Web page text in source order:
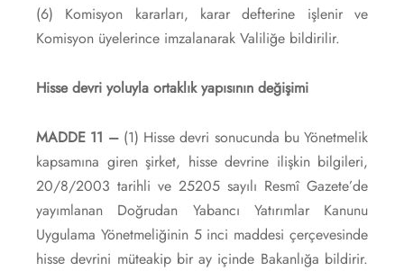
(6) Komisyon kararları, karar defterine işlenir ve
Komisyon üyelerince imzalanarak Valiliğe bildirilir.
Hisse devri yoluyla ortaklık yapısının değişimi
MADDE 11 –(1) Hisse devri sonucunda bu Yönetmelik
kapsamına giren şirket, hisse devrine ilişkin bilgileri,
20/8/2003 tarihli ve 25205 sayılı Resmî Gazete’de
yayımlanan Doğrudan Yabancı Yatırımlar Kanunu
Uygulama Yönetmeliğinin 5 inci maddesi çerçevesinde
hisse devrini müteakip bir ay içinde Bakanlığa bildirir.